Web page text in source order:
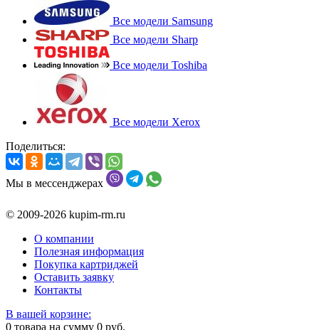
Все модели Samsung
Все модели Sharp
Все модели Toshiba
Все модели Xerox
Поделиться:
Мы в мессенджерах
© 2009-2026 kupim-rm.ru
О компании
Полезная информация
Покупка картриджей
Оставить заявку
Контакты
В вашей корзине:
0 товара на сумму 0 руб.